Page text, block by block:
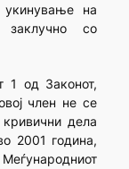
на
заклучно со
1 од Законот,
член не се
дела
2001 година,